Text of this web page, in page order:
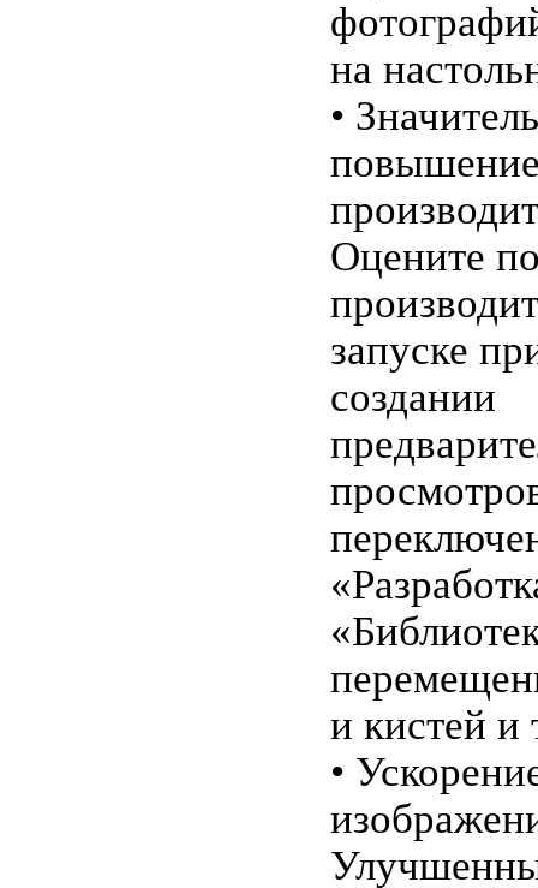
на
•
Оцените
запуске
создании
и кистей и
•